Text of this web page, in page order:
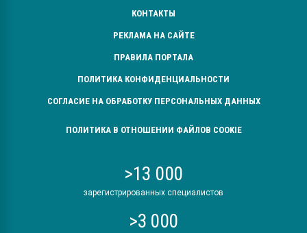
КОНТАКТЫ
РЕКЛАМА НА САЙТЕ
ПРАВИЛА ПОРТАЛА
ПОЛИТИКА КОНФИДЕНЦИАЛЬНОСТИ
СОГЛАСИЕ НА ОБРАБОТКУ ПЕРСОНАЛЬНЫХ ДАННЫХ
ПОЛИТИКА В ОТНОШЕНИИ ФАЙЛОВ COOKIE
>13 000
зарегистрированных специалистов
>3 000